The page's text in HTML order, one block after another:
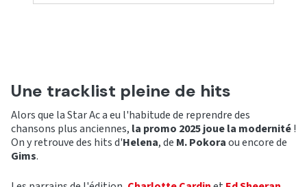
Une tracklist pleine de hits
Alors que la Star Ac a eu l'habitude de reprendre des
chansons plus anciennes, la promo 2025 joue la modernité!
On y retrouve des hits d'Helena, de M. Pokoraou encore de
Gims.